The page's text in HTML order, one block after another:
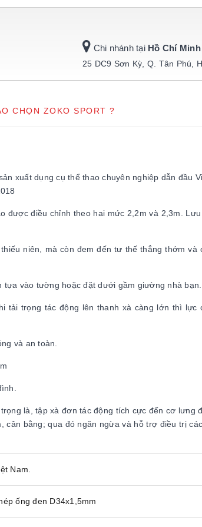
Chi nhánh tại Hồ Chí Minh
25 DC9 Sơn Kỳ, Q. Tân Phú,
CHỌN ZOKO SPORT ?
xuất dụng cụ thể thao chuyên nghiệp dẫn đầu
được điều chỉnh theo hai mức 2,2m và 2,3m.
niên, mà còn đem đến tư thế thẳng thớm và
vào tường hoặc đặt dưới gầm giường nhà bạn.
tải trọng tác động lên thanh xà càng lớn thì lực
và an toàn.
là, tập xà đơn tác động tích cực đến cơ lưng
bằng; qua đó ngăn ngừa và hỗ trợ điều trị
Nam.
ống đen D34x1,5mm